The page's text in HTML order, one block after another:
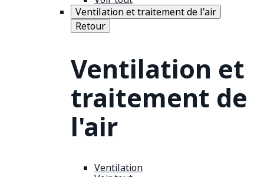
Ventilation et traitement de l'air
Retour
Ventilation et
traitement de
l'air
Ventilation